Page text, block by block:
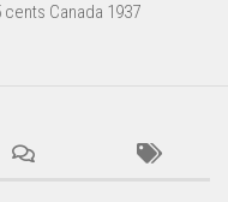
Canada 1937